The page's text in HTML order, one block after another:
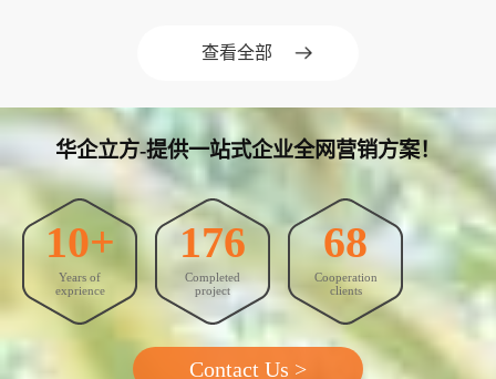
全网营销
竞价托管
GEO优化
抖音代运营
外贸建站营销
查看全部
华企立方-提供一站式企业全网营销方案！
10+
Years of
exprience
176
Completed
project
68
Cooperation
clients
Contact Us >